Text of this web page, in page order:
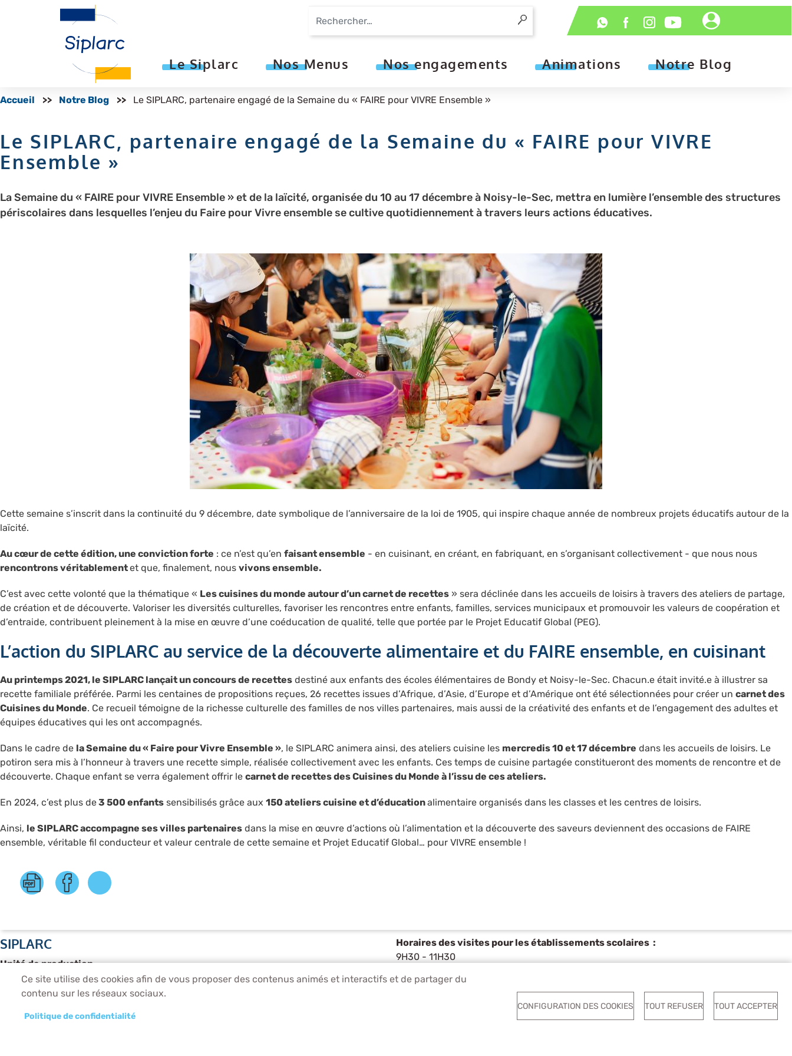
contenu
Header
-
Connexion
Réseaux
sociaux
Le Siplarc Nos Menus Nos engagements Animations Notre Blog
Accueil Notre Blog Le SIPLARC, partenaire engagé de la Semaine du « FAIRE pour VIVRE Ensemble »
Le SIPLARC, partenaire engagé de la Semaine du « FAIRE pour VIVRE
Ensemble »
La Semaine du « FAIRE pour VIVRE Ensemble » et de la laïcité, organisée du 10 au 17 décembre à Noisy-le-Sec, mettra en lumière l’ensemble des structures
périscolaires dans lesquelles l’enjeu du Faire pour Vivre ensemble se cultive quotidiennement à travers leurs actions éducatives.
Cette semaine s’inscrit dans la continuité du 9 décembre, date symbolique de l’anniversaire de la loi de 1905, qui inspire chaque année de nombreux projets éducatifs autour de la
laïcité.
Au cœur de cette édition, une conviction forte : ce n’est qu’en faisant ensemble - en cuisinant, en créant, en fabriquant, en s’organisant collectivement - que nous nous
rencontrons véritablementet que, finalement, nous vivons ensemble.
C’est avec cette volonté que la thématique « Les cuisines du monde autour d’un carnet de recettes » sera déclinée dans les accueils de loisirs à travers des ateliers de partage,
de création et de découverte. Valoriser les diversités culturelles, favoriser les rencontres entre enfants, familles, services municipaux et promouvoir les valeurs de coopération et
d’entraide, contribuent pleinement à la mise en œuvre d’une coéducation de qualité, telle que portée par le Projet Educatif Global (PEG).
L’action du SIPLARC au service de la découverte alimentaire et du FAIRE ensemble, en cuisinant
Au printemps 2021, le SIPLARC lançait un concours de recettes destiné aux enfants des écoles élémentaires de Bondy et Noisy-le-Sec. Chacun.e était invité.e à illustrer sa
recette familiale préférée. Parmi les centaines de propositions reçues, 26 recettes issues d’Afrique, d’Asie, d’Europe et d’Amérique ont été sélectionnées pour créer un carnet des
Cuisines du Monde. Ce recueil témoigne de la richesse culturelle des familles de nos villes partenaires, mais aussi de la créativité des enfants et de l’engagement des adultes et
équipes éducatives qui les ont accompagnés.
Dans le cadre de la Semaine du « Faire pour Vivre Ensemble », le SIPLARC animera ainsi, des ateliers cuisine les mercredis 10 et 17 décembre dans les accueils de loisirs. Le
potiron sera mis à l’honneur à travers une recette simple, réalisée collectivement avec les enfants. Ces temps de cuisine partagée constitueront des moments de rencontre et de
découverte. Chaque enfant se verra également offrir le carnet de recettes des Cuisines du Monde à l’issu de ces ateliers.
En 2024, c’est plus de3 500 enfants sensibilisés grâce aux 150 ateliers cuisine et d’éducationalimentaire organisés dans les classes et les centres de loisirs.
Ainsi, le SIPLARC accompagne ses villes partenaires dans la mise en œuvre d’actions où l’alimentation et la découverte des saveurs deviennent des occasions de FAIRE
ensemble, véritable fil conducteur et valeur centrale de cette semaine et Projet Educatif Global… pour VIVRE ensemble !
Ce site utilise des cookies afin de vous proposer des contenus animés et interactifs et de partager du
contenu sur les réseaux sociaux.
Politique de confidentialité
CONFIGURATION DES COOKIES TOUT REFUSER TOUT ACCEPTER
SIPLARC
Unité de production
1 rue Saint-Just, 93130 Noisy-le-Sec
Tél. 01 56 27 02 39
2, rue Saint-Just, 93130 Noisy-le-Sec
Horaires des visites pour les établissements scolaires :
9H30 - 11H30